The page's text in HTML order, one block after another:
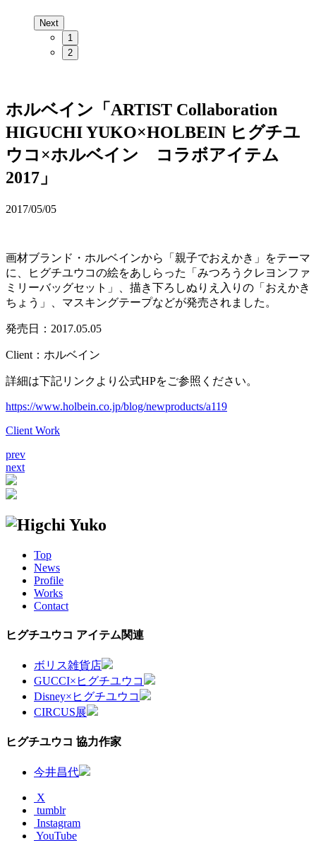
Next
1
2
ホルベイン「ARTIST Collaboration
HIGUCHI YUKO×HOLBEIN ヒグチユ
ウコ×ホルベイン コラボアイテム
2017」
2017/05/05
画材ブランド・ホルベインから「親子でおえかき」をテーマ
に、ヒグチユウコの絵をあしらった「みつろうクレヨンファ
ミリーバッグセット」、描き下ろしぬりえ入りの「おえかき
ちょう」、マスキングテープなどが発売されました。
発売日：2017.05.05
Client：ホルベイン
詳細は下記リンクより公式HPをご参照ください。
https://www.holbein.co.jp/blog/newproducts/a119
Client Work
prev
next
Top
News
Profile
Works
Contact
ヒグチユウコ アイテム関連
ボリス雑貨店
GUCCI×ヒグチユウコ
Disney×ヒグチユウコ
CIRCUS展
ヒグチユウコ 協力作家
今井昌代
X
tumblr
Instagram
YouTube